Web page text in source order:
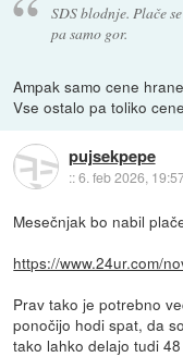
SDS blodnje. Plače
pa samo gor.
Ampak samo cene
Vse ostalo pa toliko
pujsekpepe
::6. feb 2026,
Mesečnjak bo nabil
https://www.24ur.com/
Prav tako je potrebno
ponočijo hodi spat, da
tako lahko delajo tudi